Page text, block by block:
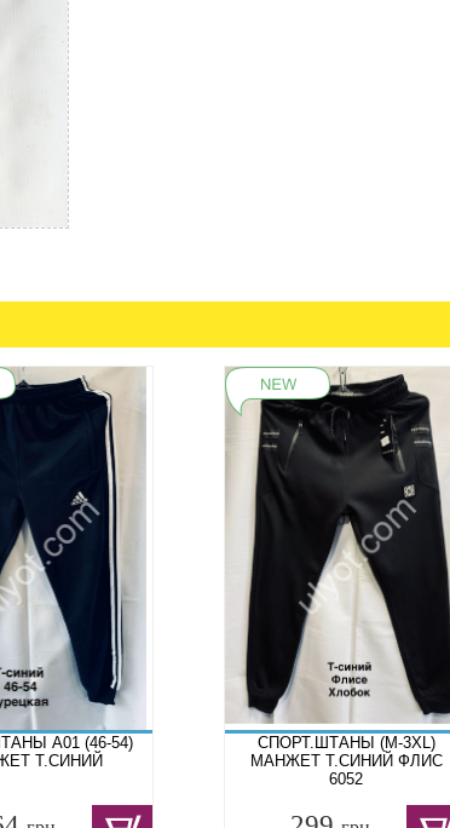
A01 (46-54)
Т.СИНИЙ
СПОРТ.ШТАНЫ (M-3XL)
МАНЖЕТ Т.СИНИЙ ФЛИС
6052